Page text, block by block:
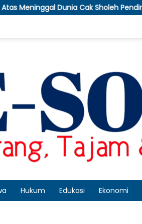
Pendiri LBH No Viral No Justice
Hukum Edukasi Ekonomi